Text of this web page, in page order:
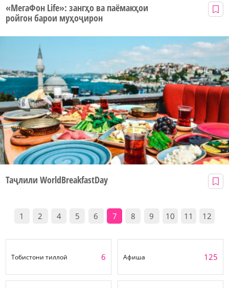
«МегаФон Life»: зангҳо ва паёмакҳои
ройгон барои муҳоҷирон
Таҷлили WorldBreakfastDay
1 2 4 5 6 7 8 9 10 11 12
Тобистони тиллоӣ 6 Афиша 125